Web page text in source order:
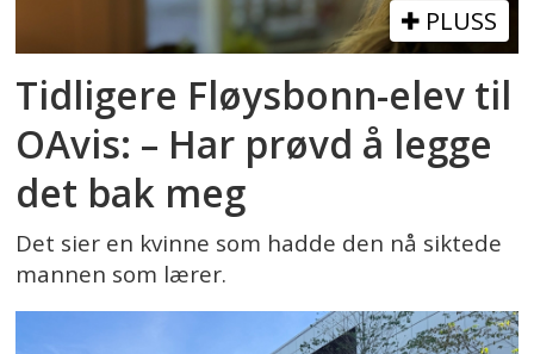
PLUSS
Tidligere Fløysbonn-elev til
OAvis: – Har prøvd å legge
det bak meg
Det sier en kvinne som hadde den nå siktede
mannen som lærer.